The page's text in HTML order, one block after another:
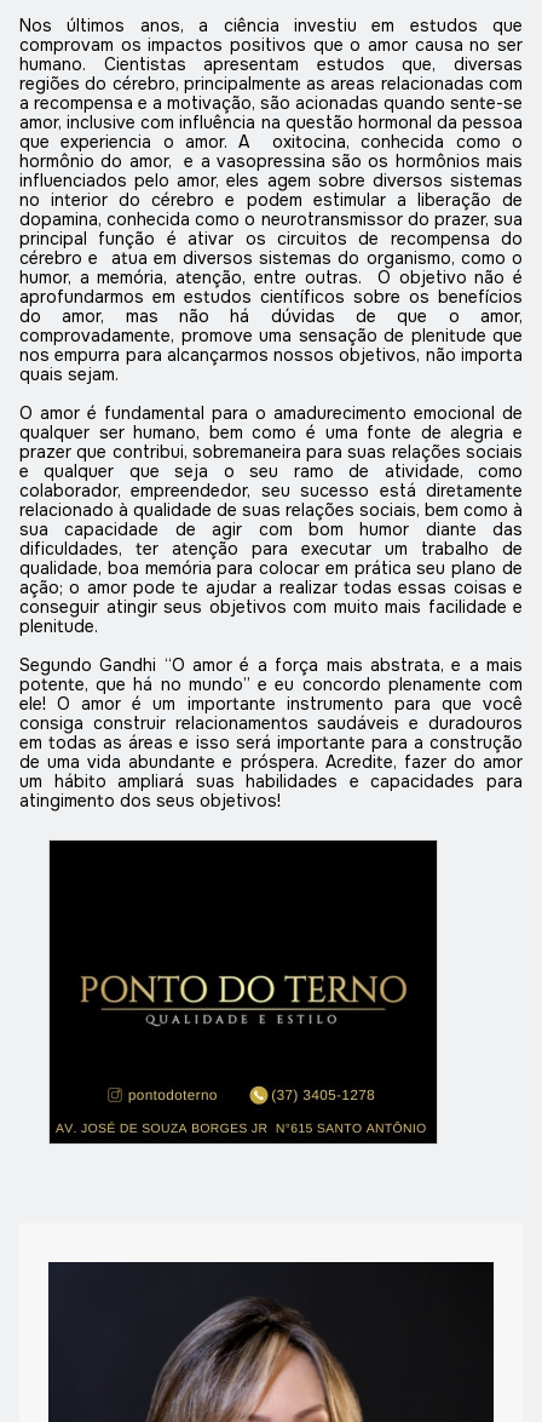
Nos últimos anos, a ciência investiu em estudos que
comprovam os impactos positivos que o amor causa no ser
humano. Cientistas apresentam estudos que, diversas
regiões do cérebro, principalmente as areas relacionadas com
a recompensa e a motivação, são acionadas quando sente-se
amor, inclusive com influência na questão hormonal da pessoa
que experiencia o amor. A
oxitocina, conhecida como o
hormônio do amor,
e a vasopressina são os hormônios mais
influenciados pelo amor, eles agem sobre diversos sistemas
no interior do cérebro e podem estimular a liberação de
dopamina, conhecida como o neurotransmissor do prazer, sua
principal função é ativar os circuitos de recompensa do
cérebro e
atua em diversos sistemas do organismo, como o
humor, a memória, atenção, entre outras.
O objetivo não é
aprofundarmos em estudos científicos sobre os benefícios
do amor, mas não há dúvidas de que o amor,
comprovadamente, promove uma sensação de plenitude que
nos empurra para alcançarmos nossos objetivos, não importa
quais sejam.
O amor é fundamental para o amadurecimento emocional de
qualquer ser humano, bem como é uma fonte de alegria e
prazer que contribui, sobremaneira para suas relações sociais
e qualquer que seja o seu ramo de atividade, como
colaborador, empreendedor, seu sucesso está diretamente
relacionado à qualidade de suas relações sociais, bem como à
sua capacidade de agir com bom humor diante das
dificuldades, ter atenção para executar um trabalho de
qualidade, boa memória para colocar em prática seu plano de
ação; o amor pode te ajudar a realizar todas essas coisas e
conseguir atingir seus objetivos com muito mais facilidade e
plenitude.
Segundo Gandhi “O amor é a força mais abstrata, e a mais
potente, que há no mundo” e eu concordo plenamente com
ele! O amor é um importante instrumento para que você
consiga construir relacionamentos saudáveis e duradouros
em todas as áreas e isso será importante para a construção
de uma vida abundante e próspera. Acredite, fazer do amor
um hábito ampliará suas habilidades e capacidades para
atingimento dos seus objetivos!